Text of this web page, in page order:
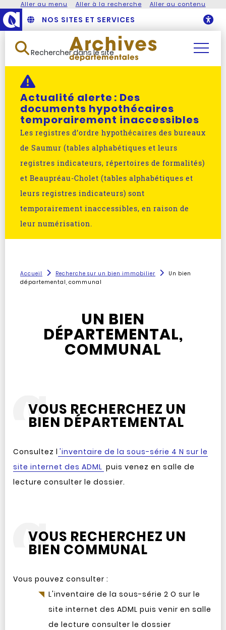
Aller au menu Aller à la recherche Aller au contenu
NOS SITES ET SERVICES
Rechercher dans le site
Actualité alerte : Des
documents hypothécaires
temporairement inaccessibles
Les registres d’ordre hypothécaires des bureaux
de Saumur (tables alphabétiques et leurs
registres indicateurs, répertoires de formalités)
et Beaupréau-Cholet (tables alphabétiques et
leurs registres indicateurs) sont
temporairement inaccessibles, en raison de
leur numérisation.
Accueil Recherche sur un bien immobilier
Un bien
départemental, communal
UN BIEN
DÉPARTEMENTAL,
COMMUNAL
VOUS RECHERCHEZ UN
BIEN DÉPARTEMENTAL
Consultez l 'inventaire de la sous-série 4 N sur le
site internet des ADML puis venez en salle de
lecture consulter le dossier.
VOUS RECHERCHEZ UN
BIEN COMMUNAL
Vous pouvez consulter :
L'inventaire de la sous-série 2 O sur le
site internet des ADML puis venir en salle
de lecture consulter le dossier